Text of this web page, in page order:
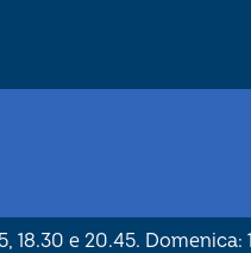
18.30 e 20.45. Domenica: